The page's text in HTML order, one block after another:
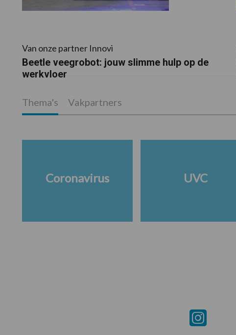
Van onze partner Innovi
Beetle veegrobot: jouw slimme hulp op de
werkvloer
Thema's Vakpartners
Coronavirus UVC